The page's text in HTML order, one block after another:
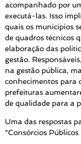
acompanhado por
executá-las. Isso
quais os municípios
de quadros técnicos
elaboração das
gestão.
na gestão pública,
conhecimentos para
prefeituras
de qualidade para a
Uma das respostas
“Consórcios